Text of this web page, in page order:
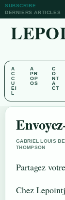
SUBSCRIBE
DERNIERS ARTICLES
A
C
C
U
EI
L
A
PR
OP
OS
C
O
NT
A
CT
GABRIEL LOUIS
THOMPSON
Partagez
Chez